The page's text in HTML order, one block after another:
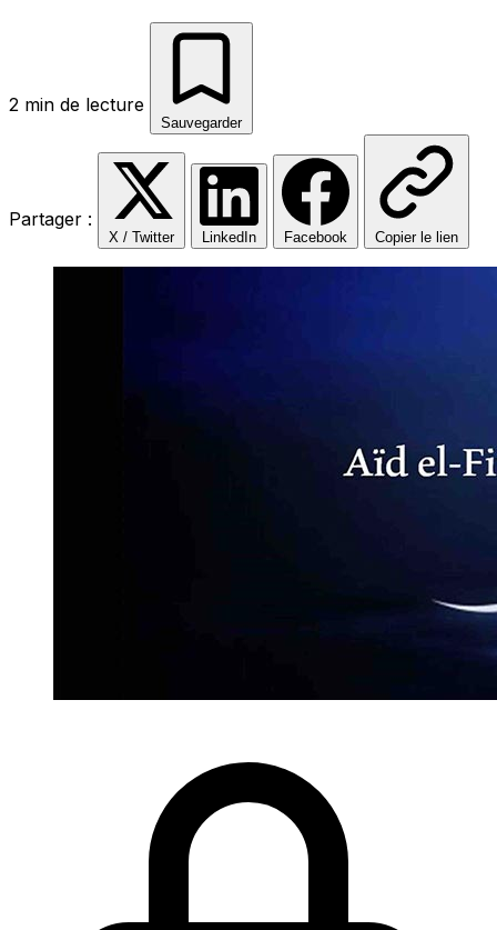
2 min de lecture
Sauvegarder
Partager :
X / Twitter LinkedIn Facebook Copier le lien